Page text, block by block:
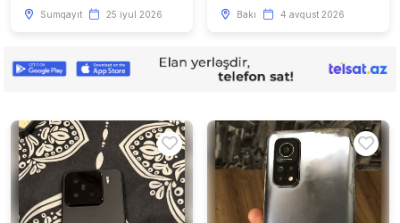
Sumqayıt 25 iyul 2026 Bakı 4 avqust 2026